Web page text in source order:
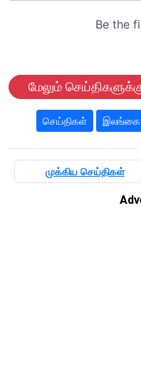
மேலும்
செய்திகள் இலங்கை
முக்கிய செய்திகள்